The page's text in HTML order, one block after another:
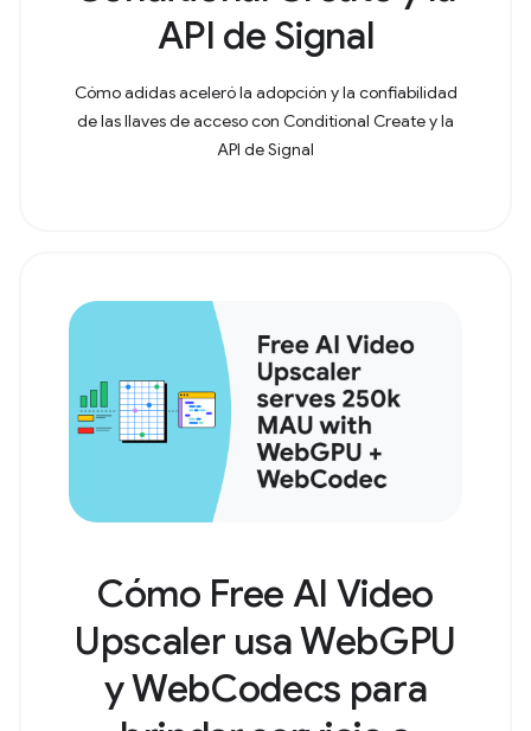
API de Signal
Cómo adidas aceleró la adopción y la confiabilidad
de las llaves de acceso con Conditional Create y la
API de Signal
Cómo Free AI Video
Upscaler usa WebGPU
y WebCodecs para